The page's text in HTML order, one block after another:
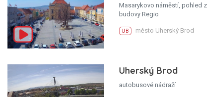
Masarykovo náměstí, pohled z
budovy Regio
UB město Uherský Brod
Uherský Brod
autobusové nádraží